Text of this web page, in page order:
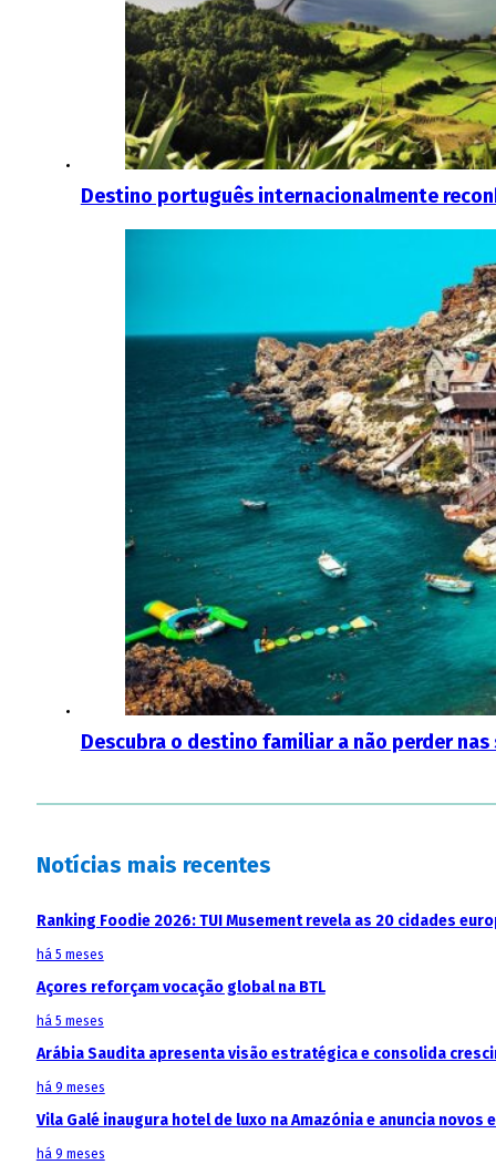
Destino português internacionalmente
Descubra o destino familiar a não perder
Notícias mais recentes
Ranking Foodie 2026: TUI Musement revela as 20 cidades
há 5 meses
Açores reforçam vocação global na BTL
há 5 meses
Arábia Saudita apresenta visão estratégica e consolida
há 9 meses
Vila Galé inaugura hotel de luxo na Amazónia e anuncia
há 9 meses